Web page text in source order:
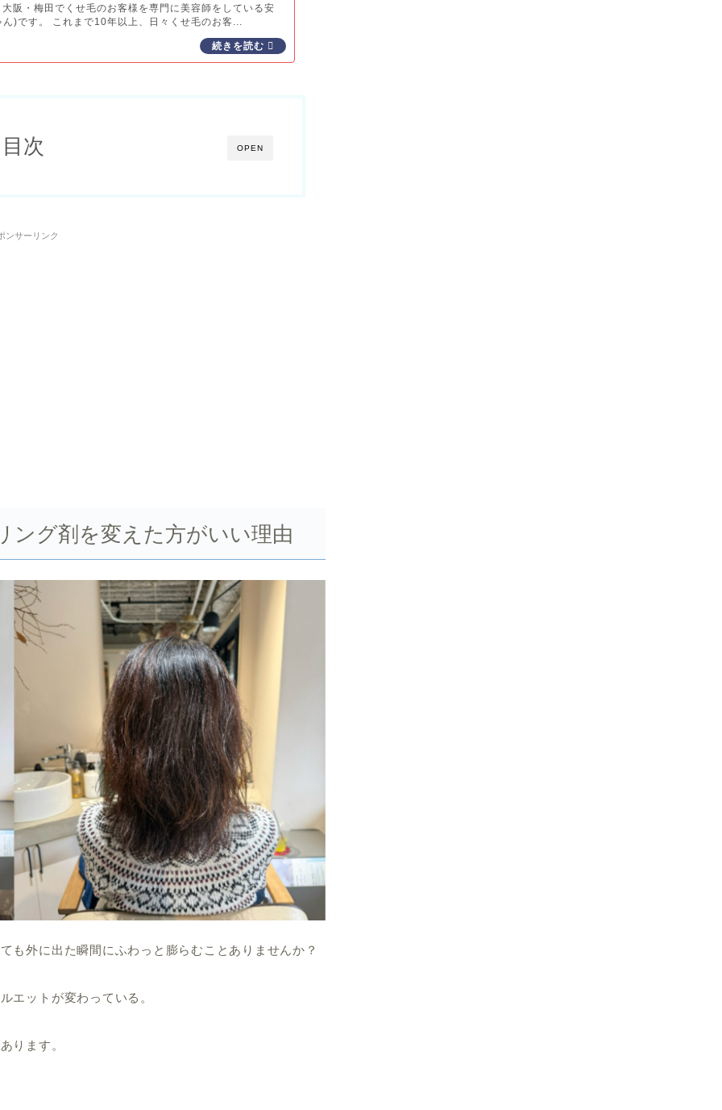
阪・梅田でくせ毛のお客様を専門に美容師をしている安
)です。 これまで10年以上、日々くせ毛のお客...
OPEN
目次
ンサーリンク
ング剤を変えた方がいい理由
も外に出た瞬間にふわっと膨らむことありませんか？
エットが変わっている。
ります。